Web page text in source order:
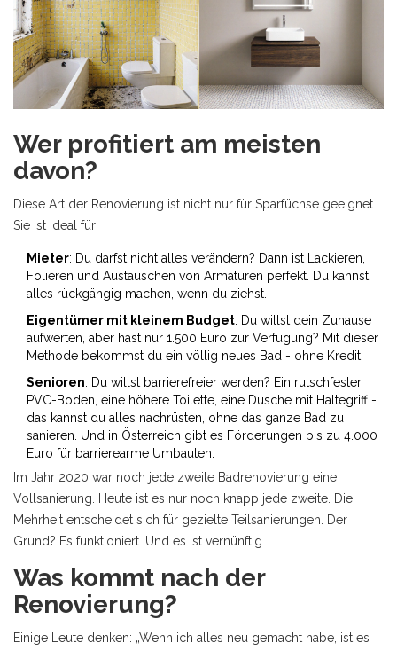
Wer profitiert am meisten
davon?
Diese Art der Renovierung ist nicht nur für Sparfüchse geeignet.
Sie ist ideal für:
Mieter: Du darfst nicht alles verändern? Dann ist Lackieren,
Folieren und Austauschen von Armaturen perfekt. Du kannst
alles rückgängig machen, wenn du ziehst.
Eigentümer mit kleinem Budget: Du willst dein Zuhause
aufwerten, aber hast nur 1.500 Euro zur Verfügung? Mit dieser
Methode bekommst du ein völlig neues Bad - ohne Kredit.
Senioren: Du willst barrierefreier werden? Ein rutschfester
PVC-Boden, eine höhere Toilette, eine Dusche mit Haltegriff -
das kannst du alles nachrüsten, ohne das ganze Bad zu
sanieren. Und in Österreich gibt es Förderungen bis zu 4.000
Euro für barrierearme Umbauten.
Im Jahr 2020 war noch jede zweite Badrenovierung eine
Vollsanierung. Heute ist es nur noch knapp jede zweite. Die
Mehrheit entscheidet sich für gezielte Teilsanierungen. Der
Grund? Es funktioniert. Und es ist vernünftig.
Was kommt nach der
Renovierung?
Einige Leute denken: „Wenn ich alles neu gemacht habe, ist es